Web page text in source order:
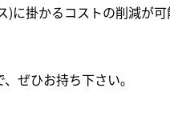
掛かるコストの削減が
ぜひお持ち下さい｡